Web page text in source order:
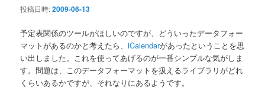
投稿日時:2009-06-13
予定表関係のツールがほしいのですが、どういったデータフォー
マットがあるのかと考えたら、iCalendarがあったということを思
い出しました。これを使ってあげるのが一番シンプルな気がしま
す。問題は、このデータフォーマットを扱えるライブラリがどれ
くらいあるかですが、それなりにあるようです。